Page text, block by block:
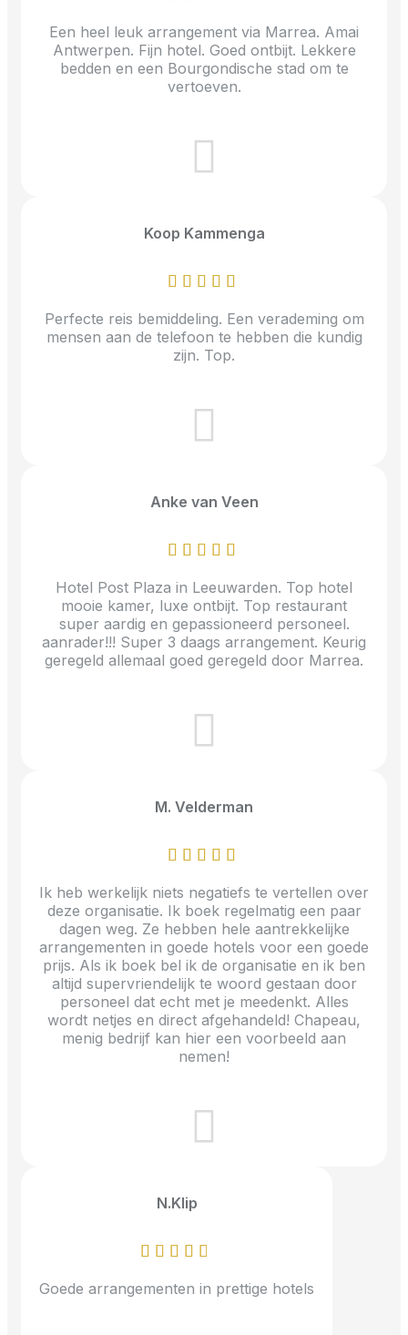
Een heel leuk arrangement via Marrea. Amai
Antwerpen. Fijn hotel. Goed ontbijt. Lekkere
bedden en een Bourgondische stad om te
vertoeven.
Koop Kammenga
Perfecte reis bemiddeling. Een verademing om
mensen aan de telefoon te hebben die kundig
zijn. Top.
Anke van Veen
Hotel Post Plaza in Leeuwarden. Top hotel
mooie kamer, luxe ontbijt. Top restaurant
super aardig en gepassioneerd personeel.
aanrader!!! Super 3 daags arrangement. Keurig
geregeld allemaal goed geregeld door Marrea.
M. Velderman
Ik heb werkelijk niets negatiefs te vertellen over
deze organisatie. Ik boek regelmatig een paar
dagen weg. Ze hebben hele aantrekkelijke
arrangementen in goede hotels voor een goede
prijs. Als ik boek bel ik de organisatie en ik ben
altijd supervriendelijk te woord gestaan door
personeel dat echt met je meedenkt. Alles
wordt netjes en direct afgehandeld! Chapeau,
menig bedrijf kan hier een voorbeeld aan
nemen!
N.Klip
Goede arrangementen in prettige hotels